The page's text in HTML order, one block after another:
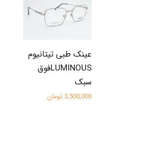
عینک طبی تیتانیوم
LUMINOUSفوق
سبک
3,500,000 تومان